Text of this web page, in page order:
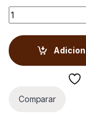
CHOCOLATE
Comparar